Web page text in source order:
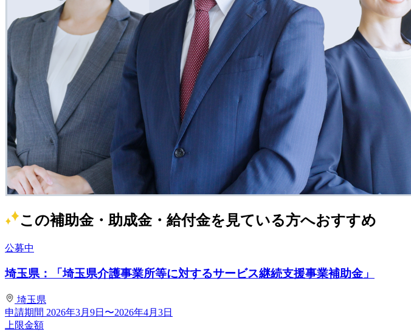
この補助金・助成金・給付金を見ている方へおすすめ
公募中
埼玉県：「埼玉県介護事業所等に対するサービス継続支援事業補助金」
埼玉県
申請期間 2026年3月9日〜2026年4月3日
上限金額